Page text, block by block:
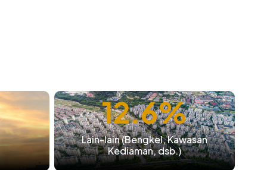
12.6%
Lain-lain (Bengkel, Kawasan
Kediaman, dsb.)